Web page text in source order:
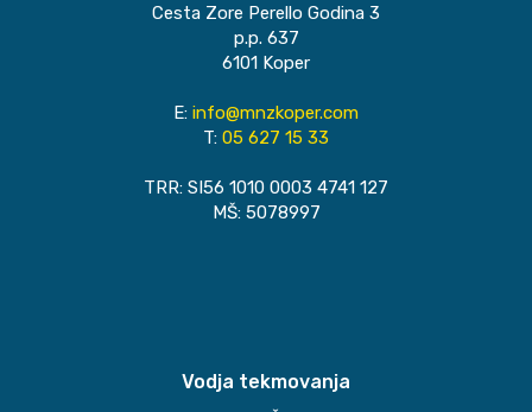
Cesta Zore Perello Godina 3
p.p. 637
6101 Koper
E: info@mnzkoper.com
T: 05 627 15 33
TRR: SI56 1010 0003 4741 127
MŠ: 5078997
Vodja tekmovanja